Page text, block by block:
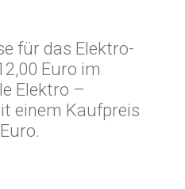
für das Elektro-
Euro im
Elektro –
einem Kaufpreis